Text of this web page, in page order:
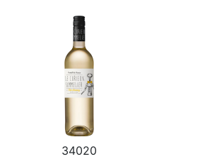
34020